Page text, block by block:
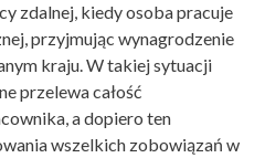
zdalnej, kiedy osoba pracuje
przyjmując wynagrodzenie
kraju. W takiej sytuacji
przelewa całość
a dopiero ten
wszelkich zobowiązań w